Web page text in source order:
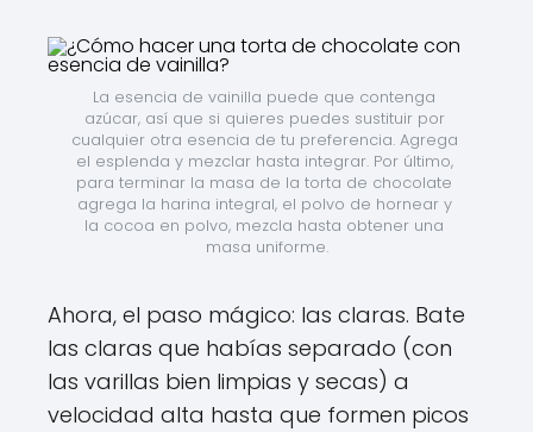
La esencia de vainilla puede que contenga
azúcar, así que si quieres puedes sustituir por
cualquier otra esencia de tu preferencia. Agrega
el esplenda y mezclar hasta integrar. Por último,
para terminar la masa de la torta de chocolate
agrega la harina integral, el polvo de hornear y
la cocoa en polvo, mezcla hasta obtener una
masa uniforme.
Ahora, el paso mágico: las claras. Bate
las claras que habías separado (con
las varillas bien limpias y secas) a
velocidad alta hasta que formen picos